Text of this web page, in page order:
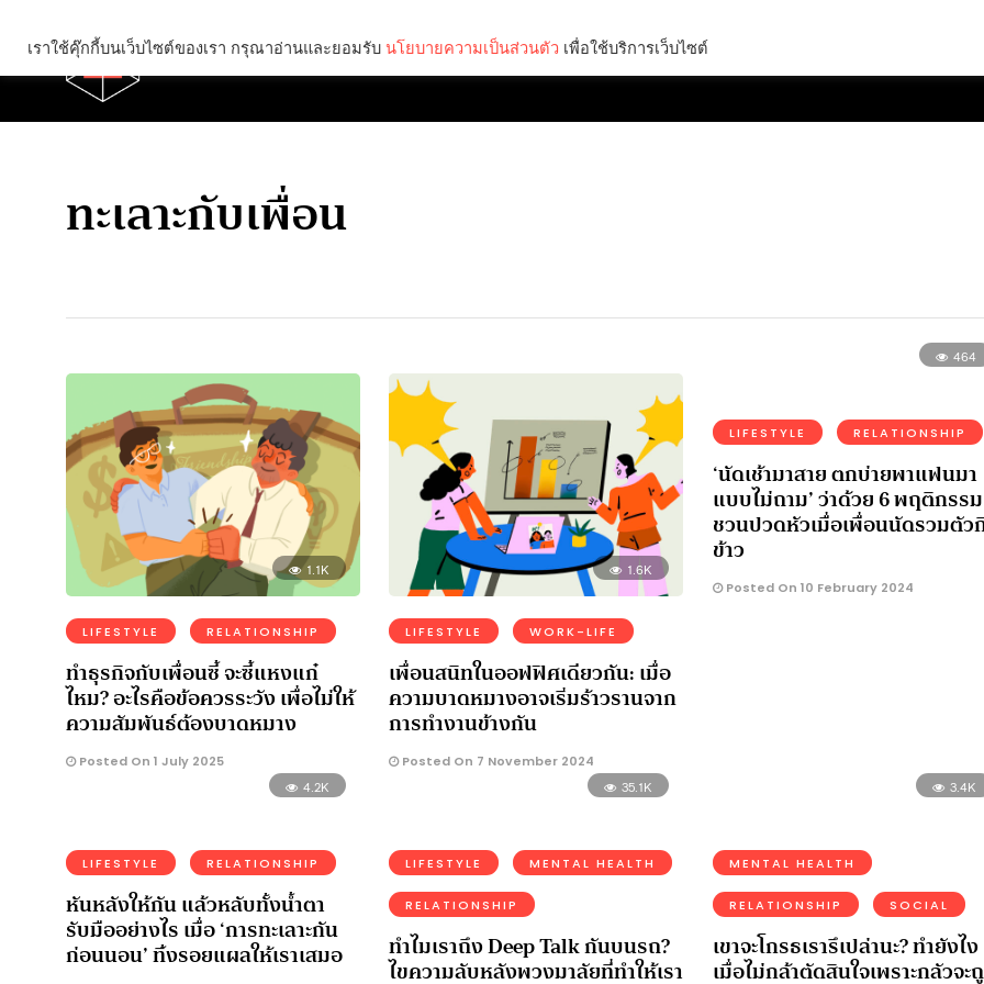
ทะเลาะกับเพื่อน
1.1K
LIFESTYLE RELATIONSHIP
ทำธุรกิจกับเพื่อนซี้ จะซี้แหงแก๋
ไหม? อะไรคือข้อควรระวัง เพื่อไม่ให้
ความสัมพันธ์ต้องบาดหมาง
Posted On 1 July 2025
1.6K
LIFESTYLE WORK-LIFE
เพื่อนสนิทในออฟฟิศเดียวกัน: เมื่อ
ความบาดหมางอาจเริ่มร้าวรานจาก
การทำงานข้างกัน
Posted On 7 November 2024
464
LIFESTYLE RELATIONSHIP
‘นัดเช้ามาสาย ตกบ่ายพาแฟนมา
แบบไม่ถาม’ ว่าด้วย 6 พฤติกรรม
ชวนปวดหัวเมื่อเพื่อนนัดรวมตัว
ข้าว
Posted On 10 February 2024
4.2K
LIFESTYLE RELATIONSHIP
หันหลังให้กัน แล้วหลับทั้งน้ำตา
รับมืออย่างไร เมื่อ ‘การทะเลาะกัน
ก่อนนอน’ ทิ้งรอยแผลให้เราเสมอ
35.1K
LIFESTYLE MENTAL HEALTH
RELATIONSHIP
ทำไมเราถึง Deep Talk กันบนรถ?
ไขความลับหลังพวงมาลัยที่ทำให้เรา
3.4K
MENTAL HEALTH
RELATIONSHIP SOCIAL
เขาจะโกรธเรารึเปล่านะ? ทำยังไง
เมื่อไม่กล้าตัดสินใจเพราะกลัวจะ
เราใช้คุ๊กกี้บนเว็บไซต์ของเรา กรุณาอ่านและยอมรับ นโยบายความเป็นส่วนตัว เพื่อใช้บริการเว็บไซต์